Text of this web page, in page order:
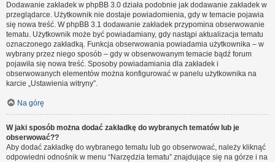
Dodawanie zakładek w phpBB 3.0 działa podobnie jak dodawanie zakładek w
przeglądarce. Użytkownik nie dostaje powiadomienia, gdy w temacie pojawia
się nowa treść. W phpBB 3.1 dodawanie zakładek przypomina obserwowanie
tematu. Użytkownik może być powiadamiany, gdy nastąpi aktualizacja tematu
oznaczonego zakładką. Funkcja obserwowania powiadamia użytkownika – w
wybrany przez niego sposób – gdy w obserwowanym temacie bądź forum
pojawiła się nowa treść. Sposoby powiadamiania dla zakładek i
obserwowanych elementów można konfigurować w panelu użytkownika na
karcie „Ustawienia witryny”.
Na górę
W jaki sposób można dodać zakładkę do wybranych tematów lub je
obserwować??
Aby dodać zakładkę do wybranego tematu lub go obserwować, należy kliknąć
odpowiedni odnośnik w menu “Narzędzia tematu” znajdujące się na górze i na